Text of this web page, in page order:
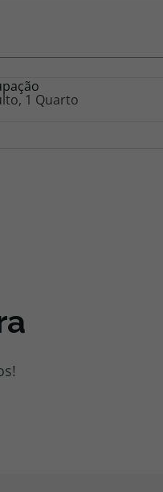
facilidade na marcação
dispor o nosso call
10:00 às 20:00 e Sábado